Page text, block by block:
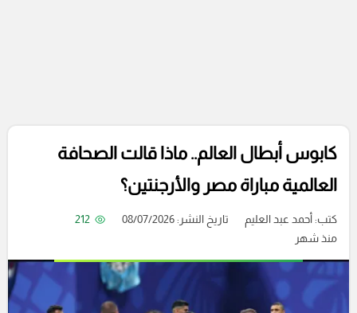
كابوس أبطال العالم.. ماذا قالت الصحافة
العالمية مباراة مصر والأرجنتين؟
كتب:أحمد عبد العليم تاريخ النشر: 08/07/2026
212
منذ شهر